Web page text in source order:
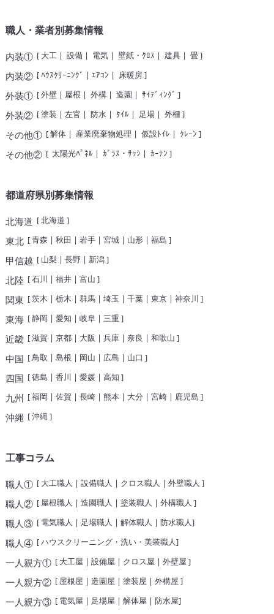
職人・業者別募集情報
内装①[ 大工| 設備| 電気| 壁紙・ｸﾛｽ | 建具| 畳]
内装②[ﾊｳｽｸﾘｰﾆﾝｸﾞ | ｴｱｺﾝ | 床暖房]
外装①[外壁| 屋根 | 外構| 造園 | ｻｲﾃﾞｨﾝｸﾞ ]
外装②[塗装 | 左官 | 防水| ﾀｲﾙ | 足場| 外柵 ]
その他①[解体| 産業廃棄物処理 | 仮設ﾄｲﾚ | ｸﾚｰﾝ ]
その他②[ 太陽光ﾊﾟﾈﾙ | ｶﾞﾗｽ・ｻｯｼ | ｶｰﾃﾝ ]
都道府県別募集情報
北海道 [北海道 ]
東北 [青森 | 秋田 | 岩手| 宮城| 山形| 福島 ]
甲信越 [ 山梨 | 長野| 新潟]
北陸 [石川 | 福井| 富山 ]
関東 [茨木 | 栃木 | 群馬| 埼玉 | 千葉| 東京| 神奈川 ]
東海[静岡 | 愛知 | 岐阜| 三重]
近畿[滋賀 | 京都| 大阪 | 兵庫| 奈良 | 和歌山 ]
中国 [鳥取 | 島根 | 岡山 | 広島 | 山口 ]
四国 [徳島 | 香川 | 愛媛| 高知 ]
九州 [福岡 | 佐賀 | 長崎| 熊本| 大分 | 宮崎| 鹿児島 ]
沖縄 [沖縄]
工事コラム
職人①[ 大工職人 | 設備職人 | クロス職人 | 外壁職人 ]
職人②[ 屋根職人 | 造園職人 | 塗装職人 | 外構職人 ]
職人③[ 電気職人 | 足場職人 | 解体職人 | 防水職人]
職人④[ハウスクリーニング・洗い・美装職人]
一人親方①[ 大工屋 | 設備屋 | クロス屋 | 外壁屋 ]
一人親方②[ 屋根屋 | 造園屋 | 塗装屋 | 外構屋 ]
一人親方③[ 電気屋 | 足場屋 | 解体屋 | 防水屋]